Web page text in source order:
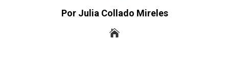
Por Julia Collado Mireles